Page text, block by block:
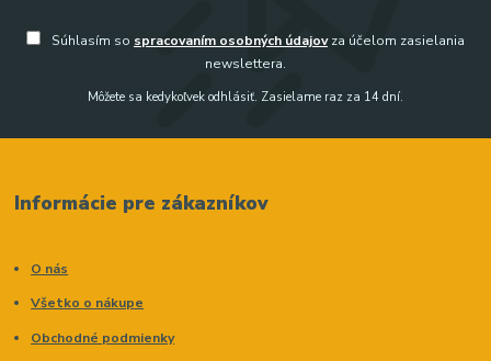
Súhlasím so spracovaním osobných údajovza účelom zasielania
newslettera.
Môžete sa kedykoľvek odhlásiť. Zasielame raz za 14 dní.
Informácie pre zákazníkov
O nás
Všetko o nákupe
Obchodné podmienky